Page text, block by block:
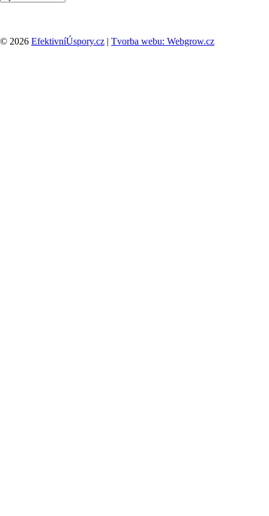
© 2026 EfektivníÚspory.cz | Tvorba webu: Webgrow.cz